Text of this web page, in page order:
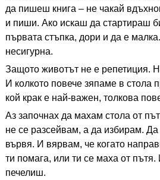
да пишеш книга – не чакай
и пиши. Ако искаш да стартираш
първата стъпка, дори и да е
несигурна.
Защото животът не е репетиция.
И колкото повече зяпаме в стола
кой крак е най-важен, толкова
Аз започнах да махам стола от
не се разсейвам, а да избирам.
вървя. И вярвам, че когато
ти помага, или ти се маха от
печелиш.